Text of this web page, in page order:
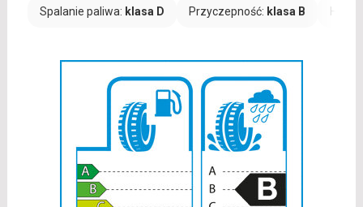
Spalanie paliwa: klasa D Przyczepność: klasa B